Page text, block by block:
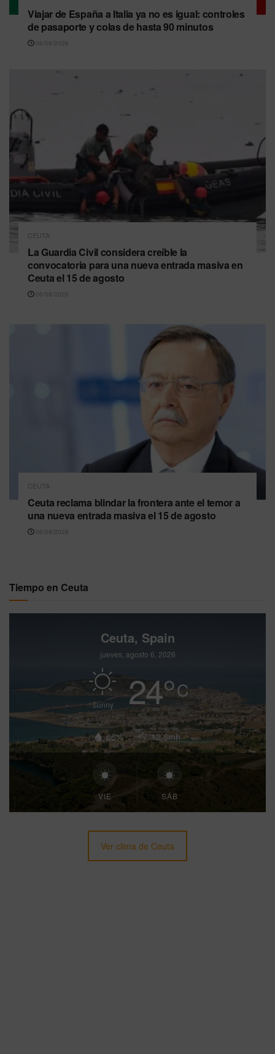
Viajar de España a Italia ya no es igual: controles
de pasaporte y colas de hasta 90 minutos
06/08/2026
CEUTA
La Guardia Civil considera creíble la
convocatoria para una nueva entrada masiva en
Ceuta el 15 de agosto
06/08/2026
CEUTA
Ceuta reclama blindar la frontera ante el temor a
una nueva entrada masiva el 15 de agosto
06/08/2026
Tiempo en Ceuta
Ceuta, Spain
jueves, agosto 6, 2026
Sunny 24°C
66% 12.6mh
VIE SÁB
Ver clima de Ceuta